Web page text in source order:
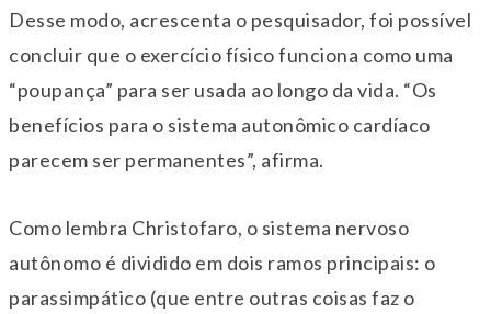
Desse modo, acrescenta o pesquisador, foi possível
concluir que o exercício físico funciona como uma
“poupança” para ser usada ao longo da vida. “Os
benefícios para o sistema autonômico cardíaco
parecem ser permanentes”, afirma.
Como lembra Christofaro, o sistema nervoso
autônomo é dividido em dois ramos principais: o
parassimpático (que entre outras coisas faz o